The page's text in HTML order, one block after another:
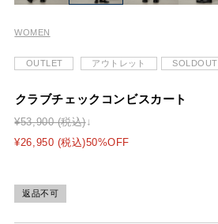
WOMEN
OUTLET アウトレット SOLDOUT
クラブチェックコンビスカート
¥53,900 (税込)
¥26,950 (税込)50%OFF
返品不可